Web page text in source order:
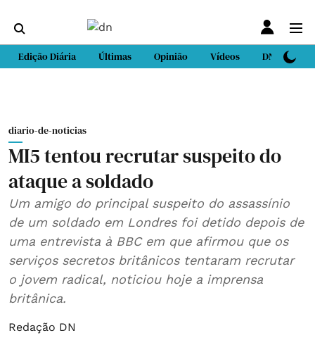
Edição Diária Últimas Opinião Vídeos DN Sport
diario-de-noticias
MI5 tentou recrutar suspeito do
ataque a soldado
Um amigo do principal suspeito do assassínio
de um soldado em Londres foi detido depois de
uma entrevista à BBC em que afirmou que os
serviços secretos britânicos tentaram recrutar
o jovem radical, noticiou hoje a imprensa
britânica.
Redação DN